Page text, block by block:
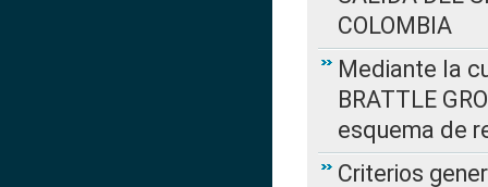
COLOMBIA
Mediante la
BRATTLE
esquema de
Criterios